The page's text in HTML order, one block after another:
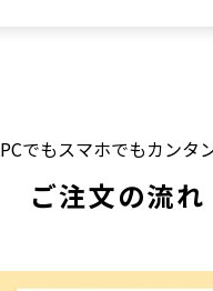
PCでもスマホでもカンタ
ご注文の流れ